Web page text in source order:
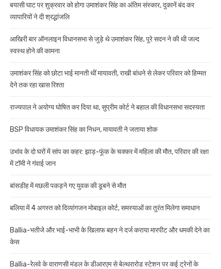
बयासी घाट पर शुक्रवार को होगा उमाशंकर सिंह का अंतिम संस्कार, दुकानें बंद कर
व्यापारियों ने दी श्रद्धांजलि
आखिरी बार ऑनलाइन विधानसभा से जुड़े थे उमाशंकर सिंह, पूरे सदन ने की थी जल्द
स्वस्थ होने की कामना
उमाशंकर सिंह को छोटा भाई मानती थीं मायावती, राखी बांधने से लेकर परिवार को हिम्मत
देने तक रहा खास रिश्ता
राज्यपाल ने अयोग्य घोषित कर दिया था, सुप्रीम कोर्ट ने बहाल की विधानसभा सदस्यता
BSP विधायक उमाशंकर सिंह का निधन, मायावती ने जताया शोक
उभांव के दो घरों में सांप का कहर: झाड़-फूंक के चक्कर में महिला की मौत, परिवार की रक्षा
में टॉमी ने गंवाई जान
बांसडीह में मछली पकड़ने गए युवक की डूबने से मौत
बलिया में 4 अगस्त को दिव्यांगजन मोबाइल कोर्ट, समस्याओं का तुरंत मिलेगा समाधान
Ballia-भतीजे और भाई-भाभी के खिलाफ बहन ने दर्ज कराया मारपीट और धमकी देने का
केस
Ballia-रेलवे के वाराणसी मंडल के डीआरएम से बेल्थरारोड स्टेशन पर कई ट्रेनों के